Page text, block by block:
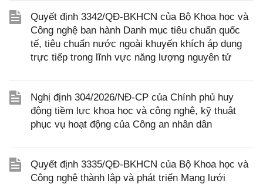
Quyết định 3342/QĐ-BKHCN của Bộ Khoa học và
Công nghệ ban hành Danh mục tiêu chuẩn quốc
tế, tiêu chuẩn nước ngoài khuyến khích áp dụng
trực tiếp trong lĩnh vực năng lượng nguyên tử
Nghị định 304/2026/NĐ-CP của Chính phủ huy
động tiềm lực khoa học và công nghệ, kỹ thuật
phục vụ hoạt động của Công an nhân dân
Quyết định 3335/QĐ-BKHCN của Bộ Khoa học và
Công nghệ thành lập và phát triển Mạng lưới